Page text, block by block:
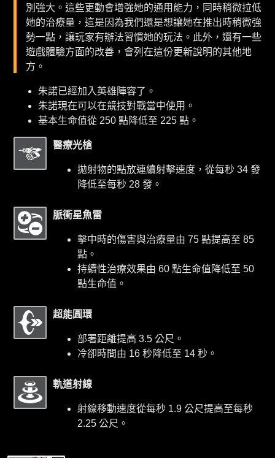
別強大。這些更動會增強她的通用能力，同時稍微拉低
她的治療量，這是因為我們還是想讓她在推出時稍微強
勢一點，讓玩家有辦法習慣她的玩法。此外，還有一些
遊戲體驗方面的改善，會列在這份更新說明的其他地
方。
朱諾已經加入英雄陣容了。
朱諾現在可以在競技對戰當中使用。
基本生命值從 250 點降低至 225 點。
醫療光槍
拋射物的點放連續射擊速度，從每秒 34 發
降低至每秒 28 發。
脈衝星魚雷
擊中時的傷害與治療量由 75 點提高至 85
點。
持續性治療效果由 60 點生命值降低至 50
點生命值。
超能圓環
部署距離提高 3.5 公尺。
冷卻時間由 16 秒降低至 14 秒。
軌道射線
射線移動速度從每秒 1.9 公尺提高至每秒
2.25 公尺。